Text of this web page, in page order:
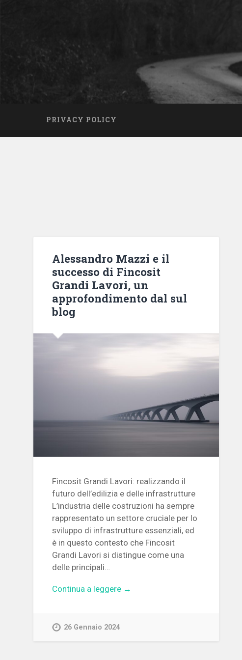
PRIVACY POLICY
Alessandro Mazzi e il
successo di Fincosit
Grandi Lavori, un
approfondimento dal sul
blog
Fincosit Grandi Lavori: realizzando il
futuro dell’edilizia e delle infrastrutture
L’industria delle costruzioni ha sempre
rappresentato un settore cruciale per lo
sviluppo di infrastrutture essenziali, ed
è in questo contesto che Fincosit
Grandi Lavori si distingue come una
delle principali…
Continua a leggere →
26 Gennaio 2024